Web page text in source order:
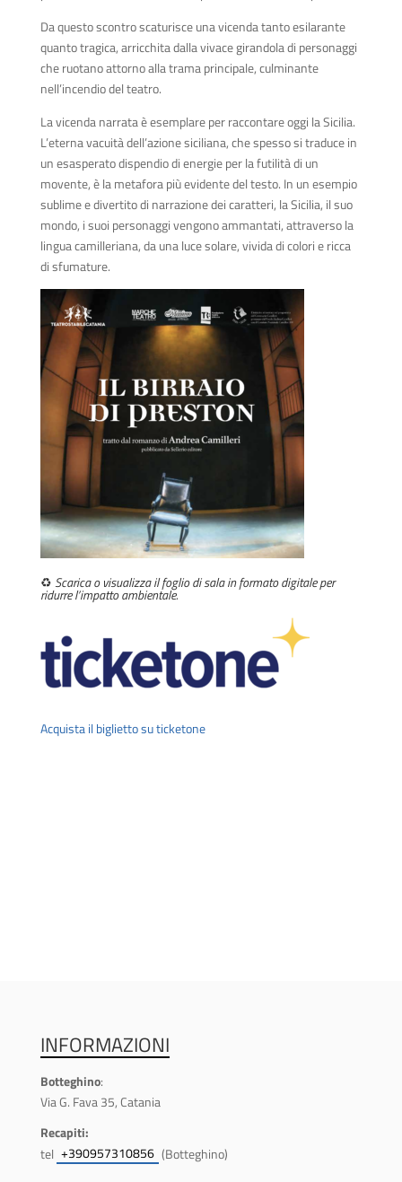
Da questo scontro scaturisce una vicenda tanto esilarante
quanto tragica, arricchita dalla vivace girandola di personaggi
che ruotano attorno alla trama principale, culminante
nell’incendio del teatro.
La vicenda narrata è esemplare per raccontare oggi la Sicilia.
L’eterna vacuità dell’azione siciliana, che spesso si traduce in
un esasperato dispendio di energie per la futilità di un
movente, è la metafora più evidente del testo. In un esempio
sublime e divertito di narrazione dei caratteri, la Sicilia, il suo
mondo, i suoi personaggi vengono ammantati, attraverso la
lingua camilleriana, da una luce solare, vivida di colori e ricca
di sfumature.
♻️ Scarica o visualizza il foglio di salainformato digitale per
ridurre l’impatto ambientale.
Acquista il biglietto su ticketone
INFORMAZIONI
Botteghino:
Via G. Fava 35, Catania
Recapiti:
tel +390957310856 (Botteghino)